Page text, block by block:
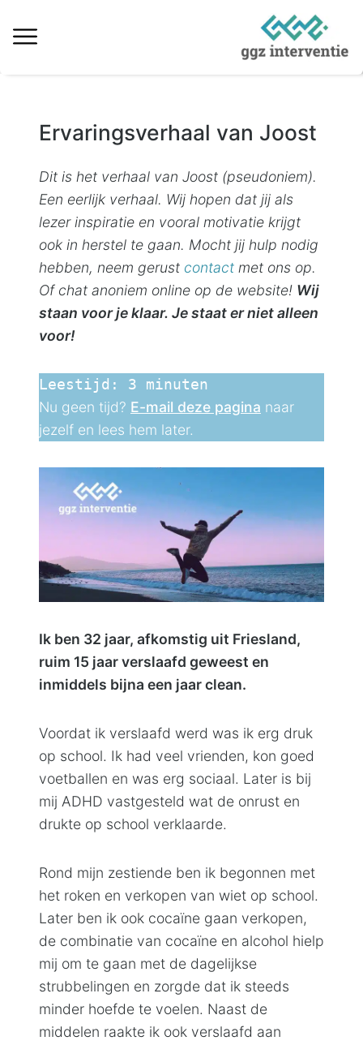
Informatie over verslaving
Ervaringsverhalen
Kosten & vergoedingen
Locaties behandeling
Interventie naaste
Informatieve artikelen
Contact
Ervaringsverhaal van Joost
Dit is het verhaal van Joost (pseudoniem).
Een eerlijk verhaal. Wij hopen dat jij als
lezer inspiratie en vooral motivatie krijgt
ook in herstel te gaan. Mocht jij hulp nodig
hebben, neem gerust contact met ons op.
Of chat anoniem online op de website! Wij
staan voor je klaar. Je staat er niet alleen
voor!
Leestijd: 3 minuten
Nu geen tijd? E-mail deze pagina naar
jezelf en lees hem later.
Ik ben 32 jaar, afkomstig uit Friesland,
ruim 15 jaar verslaafd geweest en
inmiddels bijna een jaar clean.
Voordat ik verslaafd werd was ik erg druk
op school. Ik had veel vrienden, kon goed
voetballen en was erg sociaal. Later is bij
mij ADHD vastgesteld wat de onrust en
drukte op school verklaarde.
Rond mijn zestiende ben ik begonnen met
het roken en verkopen van wiet op school.
Later ben ik ook cocaïne gaan verkopen,
de combinatie van cocaïne en alcohol hielp
mij om te gaan met de dagelijkse
strubbelingen en zorgde dat ik steeds
minder hoefde te voelen. Naast de
middelen raakte ik ook verslaafd aan